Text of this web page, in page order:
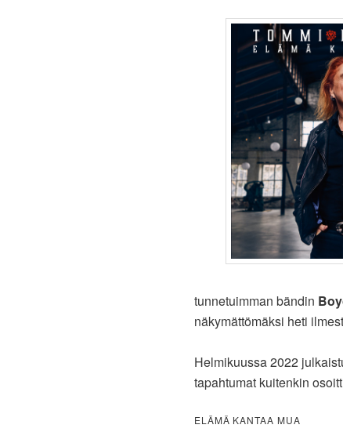
tunnetuimman bändin
näkymättömäksi heti
Helmikuussa 2022
tapahtumat kuitenkin
ELÄMÄ KANTAA MUA